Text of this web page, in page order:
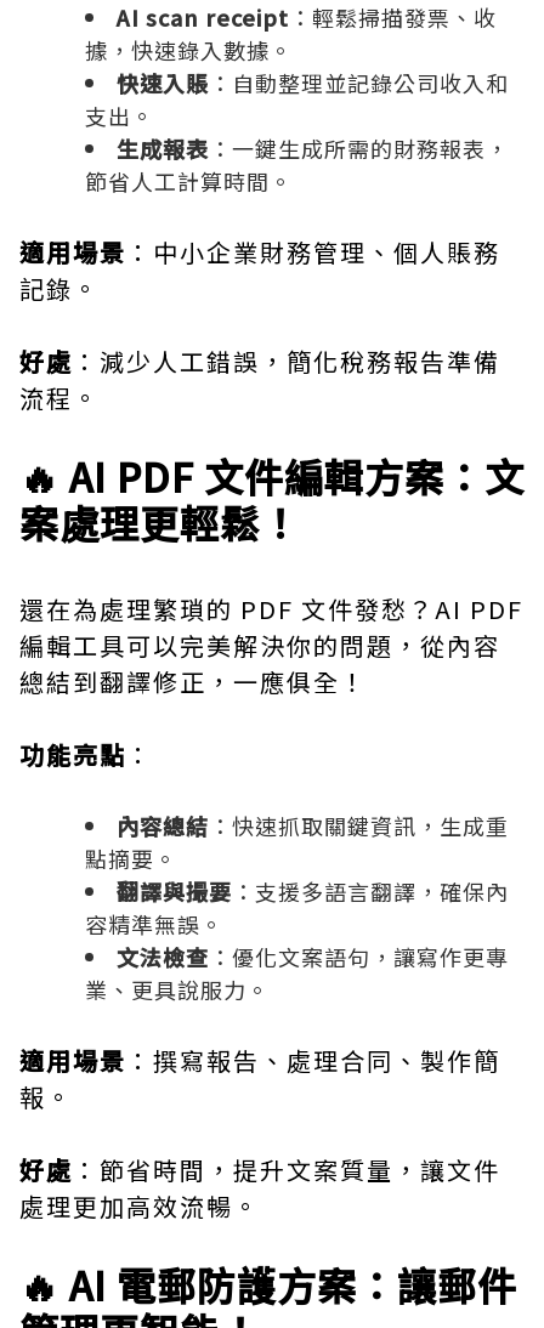
AI scan receipt ：輕鬆掃描發票、收
據，快速錄入數據。
快速入賬 ：自動整理並記錄公司收入和
支出。
生成報表 ：一鍵生成所需的財務報表，
節省人工計算時間。
適用場景 ：中小企業財務管理、個人賬務
記錄。
好處 ：減少人工錯誤，簡化稅務報告準備
流程。
🔥 AI PDF 文件編輯方案：文
案處理更輕鬆！
還在為處理繁瑣的 PDF 文件發愁？AI PDF
編輯工具可以完美解決你的問題，從內容
總結到翻譯修正，一應俱全！
功能亮點 ：
內容總結 ：快速抓取關鍵資訊，生成重
點摘要。
翻譯與撮要 ：支援多語言翻譯，確保內
容精準無誤。
文法檢查 ：優化文案語句，讓寫作更專
業、更具說服力。
適用場景 ：撰寫報告、處理合同、製作簡
報。
好處 ：節省時間，提升文案質量，讓文件
處理更加高效流暢。
🔥 AI 電郵防護方案：讓郵件